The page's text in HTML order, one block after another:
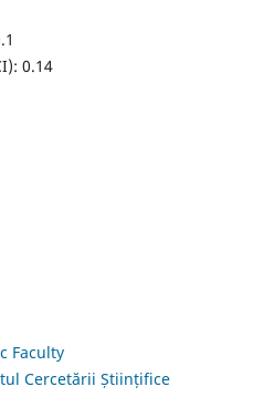
0.14
Faculty
Cercetării Științifice